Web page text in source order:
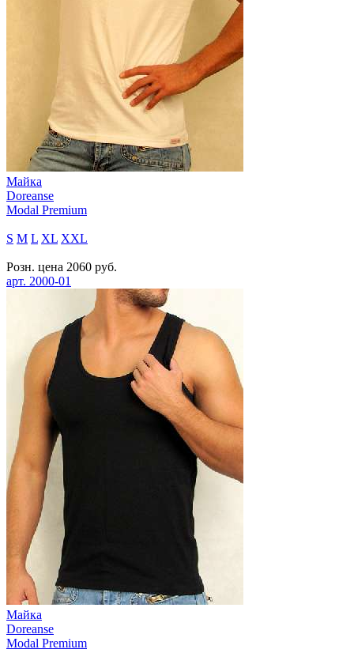
Майка
Doreanse
Modal Premium
S M L XL XXL
Розн. цена 2060 руб.
арт. 2000-01
Майка
Doreanse
Modal Premium